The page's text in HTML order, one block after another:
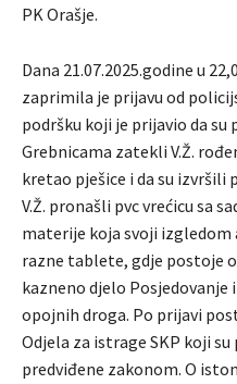
PK Orašje.
Dana 21.07.2025.godine u
zaprimila je prijavu od
podršku koji je prijavio da
Grebnicama zatekli V.Ž.
kretao pješice i da su izvršili
V.Ž. pronašli pvc vrećicu sa
materije koja svoji izgledom
razne tablete, gdje postoje
kazneno djelo Posjedovanje
opojnih droga. Po prijavi
Odjela za istrage SKP koji
predviđene zakonom. O